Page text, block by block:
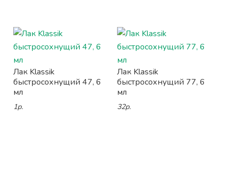
Лак Klassik
быстросохнущий 47, 6
мл
1р.
Лак Klassik
быстросохнущий 77, 6
мл
32р.